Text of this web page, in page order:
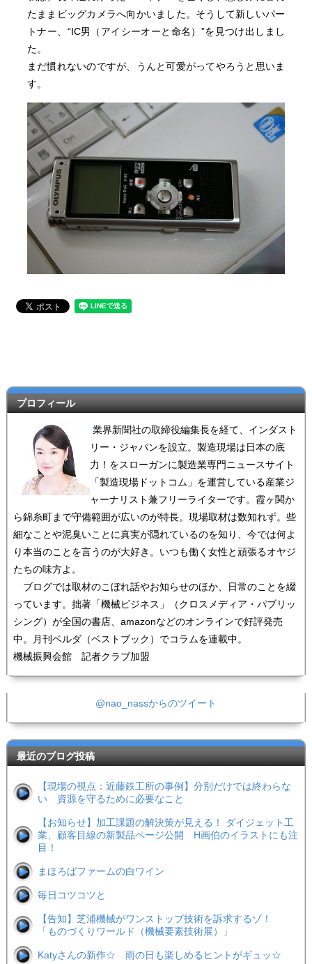
たままビッグカメラへ向かいました。そうして新しいパー
トナー、“IC男（アイシーオーと命名）”を見つけ出しまし
た。
まだ慣れないのですが、うんと可愛がってやろうと思いま
す。
プロフィール
業界新聞社の取締役編集長を経て、インダスト
リー・ジャパンを設立。製造現場は日本の底
力！をスローガンに製造業専門ニュースサイト
「製造現場ドットコム」を運営している産業ジ
ャーナリスト兼フリーライターです。霞ヶ関か
ら錦糸町まで守備範囲が広いのが特長。現場取材は数知れず。些
細なことや泥臭いことに真実が隠れているのを知り、今では何よ
り本当のことを言うのが大好き。いつも働く女性と頑張るオヤジ
たちの味方よ。
ブログでは取材のこぼれ話やお知らせのほか、日常のことを綴
っています。拙著「機械ビジネス」（クロスメディア・パブリッ
シング）が全国の書店、amazonなどのオンラインで好評発売
中。月刊ベルダ（ベストブック）でコラムを連載中。
機械振興会館 記者クラブ加盟
@nao_nassからのツイート
最近のブログ投稿
【現場の視点：近藤鉄工所の事例】分別だけでは終わらな
い 資源を守るために必要なこと
【お知らせ】加工課題の解決策が見える！ ダイジェット工
業、顧客目線の新製品ページ公開 H画伯のイラストにも注
目！
まほろばファームの白ワイン
毎日コツコツと
【告知】芝浦機械がワンストップ技術を訴求するゾ！
「ものづくりワールド（機械要素技術展）」
Katyさんの新作☆ 雨の日も楽しめるヒントがギュッ☆